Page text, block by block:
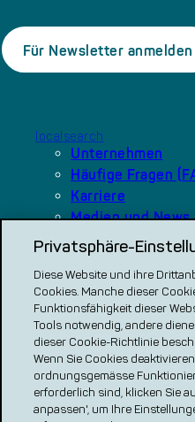
localsearch
Unternehmen
Häufige Fragen
Karriere
Medien und News
Unsere Plattformen
local.ch
search.ch
VERGLEICH CH
renovero
Localcities
Privatsphäre-
Diese Website und ihre
Cookies. Manche dieser
Funktionsfähigkeit dieser
Tools notwendig, andere
dieser Cookie-Richtlinie
Wenn Sie Cookies
ordnungsgemässe
erforderlich sind, klicken Sie
anpassen', um Ihre